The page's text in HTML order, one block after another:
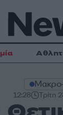
Μακρο-
12:28 Τρίτη